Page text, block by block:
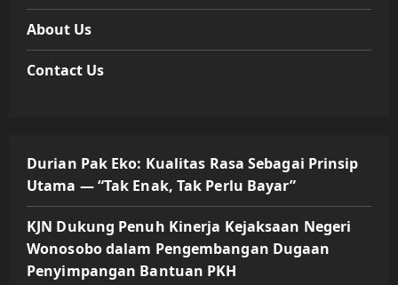
About Us
Contact Us
Durian Pak Eko: Kualitas Rasa Sebagai Prinsip
Utama — “Tak Enak, Tak Perlu Bayar”
KJN Dukung Penuh Kinerja Kejaksaan Negeri
Wonosobo dalam Pengembangan Dugaan
Penyimpangan Bantuan PKH